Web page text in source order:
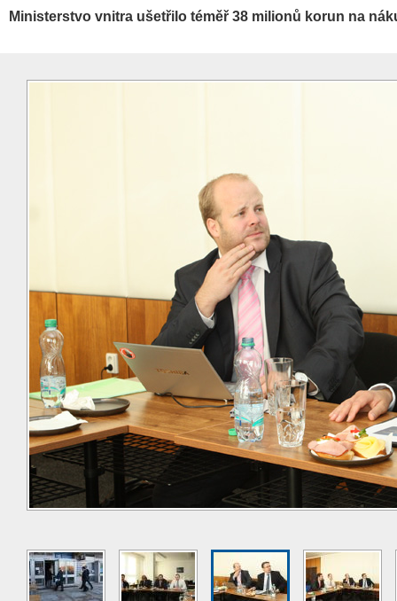
Ministerstvo vnitra ušetřilo téměř 38 milionů korun na